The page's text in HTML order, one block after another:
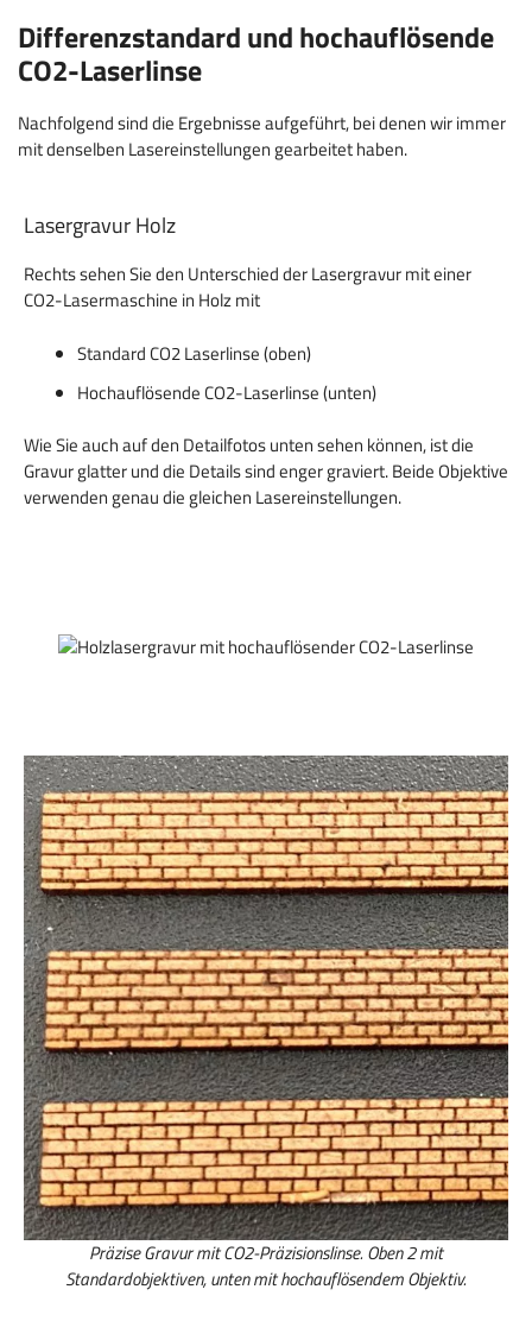
Differenzstandard und hochauflösende
CO2-Laserlinse
Nachfolgend sind die Ergebnisse aufgeführt, bei denen wir immer
mit denselben Lasereinstellungen gearbeitet haben.
Lasergravur Holz
Rechts sehen Sie den Unterschied der Lasergravur mit einer
CO2-Lasermaschine in Holz mit
Standard CO2 Laserlinse (oben)
Hochauflösende CO2-Laserlinse (unten)
Wie Sie auch auf den Detailfotos unten sehen können, ist die
Gravur glatter und die Details sind enger graviert. Beide Objektive
verwenden genau die gleichen Lasereinstellungen.
Präzise Gravur mit CO2-Präzisionslinse. Oben 2 mit
Standardobjektiven, unten mit hochauflösendem Objektiv.